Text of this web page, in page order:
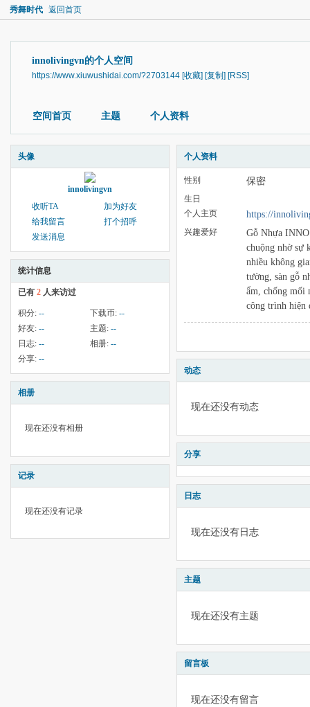
秀舞时代 返回首页
innolivingvn的个人空间
https://www.xiuwushidai.com/?2703144 [收藏] [复制] [RSS]
空间首页 主题 个人资料
头像
innolivingvn
收听TA
加为好友
给我留言
打个招呼
发送消息
统计信息
已有 2 人来访过
积分: -- 下载币: --
好友: -- 主题: --
日志: -- 相册: --
分享: --
相册
现在还没有相册
记录
现在还没有记录
个人资料
性别 保密
生日
个人主页
https://
兴趣爱好
Gỗ Nhựa
chuộng nhờ sự
nhiều không
tường, sàn gỗ
ẩm, chống mối
công trình hiện
动态
现在还没有动态
分享
日志
现在还没有日志
主题
现在还没有主题
留言板
现在还没有留言